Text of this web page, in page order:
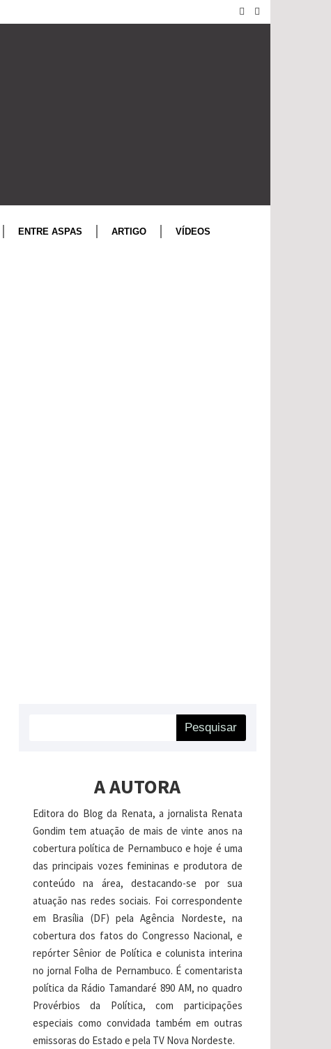
ENTRE ASPAS ARTIGO VÍDEOS
Pesquisar
A AUTORA
Editora do Blog da Renata, a jornalista Renata
Gondim tem atuação de mais de vinte anos na
cobertura política de Pernambuco e hoje é uma
das principais vozes femininas e produtora de
conteúdo na área, destacando-se por sua
atuação nas redes sociais. Foi correspondente
em Brasília (DF) pela Agência Nordeste, na
cobertura dos fatos do Congresso Nacional, e
repórter Sênior de Política e colunista interina
no jornal Folha de Pernambuco. É comentarista
política da Rádio Tamandaré 890 AM, no quadro
Provérbios da Política, com participações
especiais como convidada também em outras
emissoras do Estado e pela TV Nova Nordeste.